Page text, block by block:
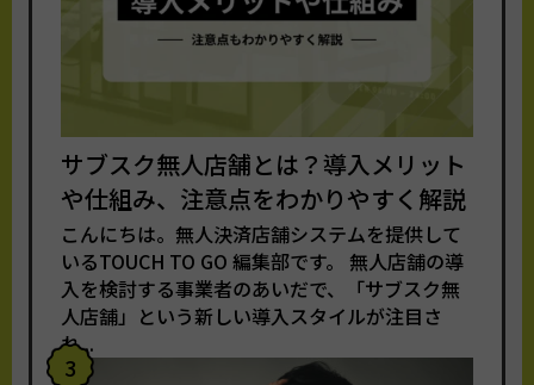
サブスク無人店舗とは？導入メリット
や仕組み、注意点をわかりやすく解説
こんにちは。無人決済店舗システムを提供して
いるTOUCH TO GO 編集部です。 無人店舗の導
入を検討する事業者のあいだで、「サブスク無
人店舗」という新しい導入スタイルが注目さ
れ...
3